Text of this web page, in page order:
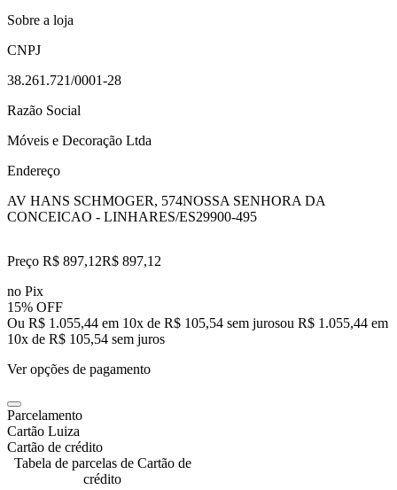
Sobre a loja
CNPJ
38.261.721/0001-28
Razão Social
Móveis e Decoração Ltda
Endereço
AV HANS SCHMOGER, 574NOSSA SENHORA DA
CONCEICAO - LINHARES/ES29900-495
Preço R$ 897,12R$ 897,12
no Pix
15% OFF
Ou R$ 1.055,44 em 10x de R$ 105,54 sem jurosou R$ 1.055,44 em
10x de R$ 105,54 sem juros
Ver opções de pagamento
Parcelamento
Cartão Luiza
Cartão de crédito
Tabela de parcelas de Cartão de
crédito